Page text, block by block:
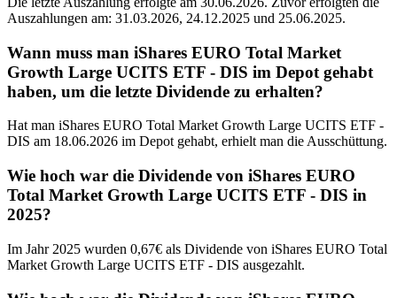
Auszahlungen am: 31.03.2026, 24.12.2025 und 25.06.2025.
Wann muss man iShares EURO Total Market
Growth Large UCITS ETF - DIS im Depot gehabt
haben, um die letzte Dividende zu erhalten?
Hat man iShares EURO Total Market Growth Large UCITS ETF -
DIS am 18.06.2026 im Depot gehabt, erhielt man die Ausschüttung.
Wie hoch war die Dividende von iShares EURO
Total Market Growth Large UCITS ETF - DIS in
2025?
Im Jahr 2025 wurden 0,67€ als Dividende von iShares EURO Total
Market Growth Large UCITS ETF - DIS ausgezahlt.